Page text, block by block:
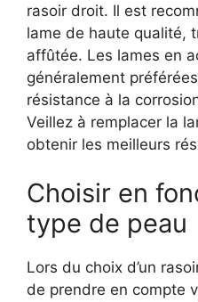
rasoir droit. Il est
lame de haute qualité,
affûtée. Les lames en
généralement
résistance à la
Veillez à remplacer la
obtenir les meilleurs
Choisir en
type de peau
Lors du choix d’un
de prendre en compte